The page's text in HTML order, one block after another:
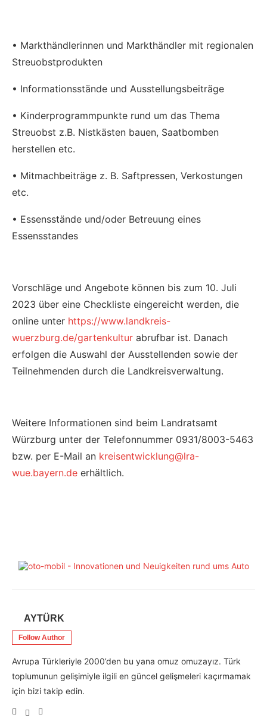
• Markthändlerinnen und Markthändler mit regionalen
Streuobstprodukten
• Informationsstände und Ausstellungsbeiträge
• Kinderprogrammpunkte rund um das Thema
Streuobst z.B. Nistkästen bauen, Saatbomben
herstellen etc.
• Mitmachbeiträge z. B. Saftpressen, Verkostungen
etc.
• Essensstände und/oder Betreuung eines
Essensstandes
Vorschläge und Angebote können bis zum 10. Juli
2023 über eine Checkliste eingereicht werden, die
online unter https://www.landkreis-
wuerzburg.de/gartenkultur abrufbar ist. Danach
erfolgen die Auswahl der Ausstellenden sowie der
Teilnehmenden durch die Landkreisverwaltung.
Weitere Informationen sind beim Landratsamt
Würzburg unter der Telefonnummer 0931/8003-5463
bzw. per E-Mail an kreisentwicklung@lra-
wue.bayern.de erhältlich.
AYTÜRK
Follow Author
Avrupa Türkleriyle 2000’den bu yana omuz omuzayız. Türk
toplumunun gelişimiyle ilgili en güncel gelişmeleri kaçırmamak
için bizi takip edin.